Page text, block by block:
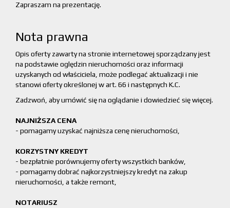
Zapraszam na prezentację.
Nota prawna
Opis oferty zawarty na stronie internetowej sporządzany jest
na podstawie oględzin nieruchomości oraz informacji
uzyskanych od właściciela, może podlegać aktualizacji i nie
stanowi oferty określonej w art. 66 i następnych K.C.
Zadzwoń, aby umówić się na oglądanie i dowiedzieć się więcej.
NAJNIŻSZA CENA
- pomagamy uzyskać najniższa cenę nieruchomości,
KORZYSTNY KREDYT
- bezpłatnie porównujemy oferty wszystkich banków,
- pomagamy dobrać najkorzystniejszy kredyt na zakup
nieruchomości, a także remont,
NOTARIUSZ